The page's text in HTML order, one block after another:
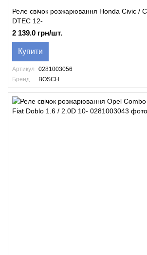
Реле свічок розжарювання Honda Civic /
DTEC 12-
2 139.0 грн/шт.
Купити
Артикул
0281003056
Бренд
BOSCH